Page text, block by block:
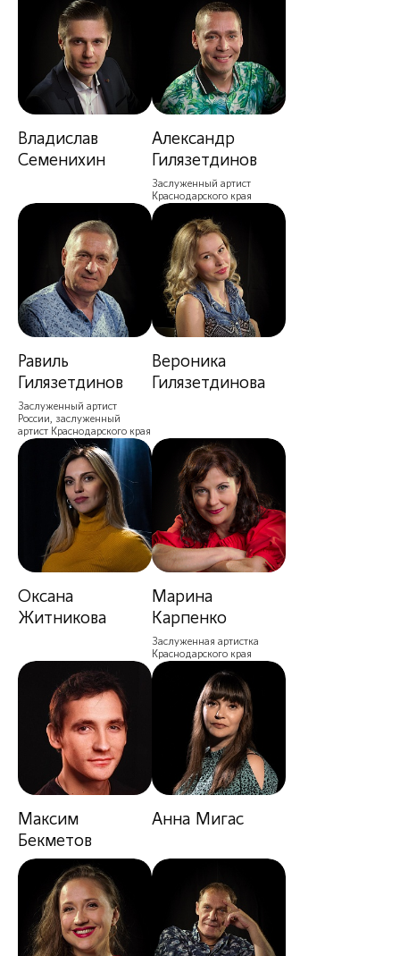
Владислав
Семенихин
Александр
Гилязетдинов
Заслуженный артист
Краснодарского края
Равиль
Гилязетдинов
Заслуженный артист
России, заслуженный
артист Краснодарского края
Вероника
Гилязетдинова
Оксана
Житникова
Марина
Карпенко
Заслуженная артистка
Краснодарского края
Максим
Бекметов
Анна Мигас